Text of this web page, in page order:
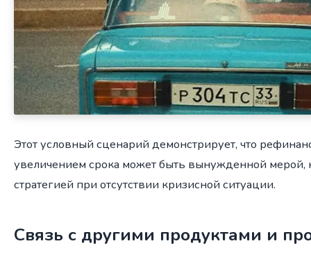
Этот условный сценарий демонстрирует, что
увеличением срока может быть вынужденной мерой,
стратегией при отсутствии кризисной ситуации.
Связь с другими продуктами и